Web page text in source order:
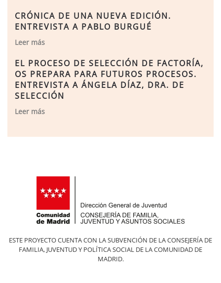
CRÓNICA DE UNA NUEVA EDICIÓN.
ENTREVISTA A PABLO BURGUÉ
Leer más
EL PROCESO DE SELECCIÓN DE FACTORÍA,
OS PREPARA PARA FUTUROS PROCESOS.
ENTREVISTA A ÁNGELA DÍAZ, DRA. DE
SELECCIÓN
Leer más
ESTE PROYECTO CUENTA CON LA SUBVENCIÓN DE LA CONSEJERÍA DE
FAMILIA, JUVENTUD Y POLÍTICA SOCIAL DE LA COMUNIDAD DE
MADRID.